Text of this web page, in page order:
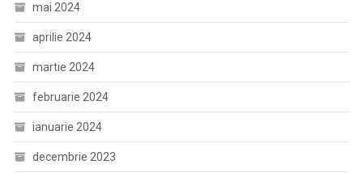
mai 2024
aprilie 2024
martie 2024
februarie 2024
ianuarie 2024
decembrie 2023